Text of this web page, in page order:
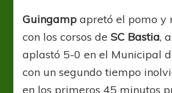
Guingamp apretó el pomo y
con los corsos deSC Bastia,
aplastó 5-0 en el Municipal
con un segundo tiempo
en los primeros 45 minutos